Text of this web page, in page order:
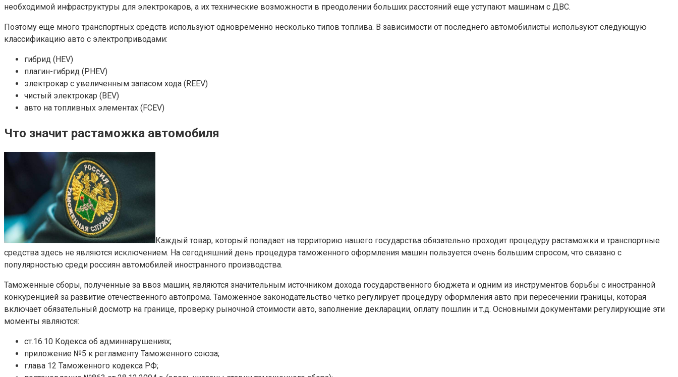
необходимой инфраструктуры для электрокаров, а их технические возможности в преодолении больших расстояний еще уступают машинам с ДВС.
Поэтому еще много транспортных средств используют одновременно несколько типов топлива. В зависимости от последнего автомобилисты используют следующую
классификацию авто с электроприводами:
гибрид (HEV)
плагин-гибрид (PHEV)
электрокар с увеличенным запасом хода (REEV)
чистый электрокар (BEV)
авто на топливных элементах (FCEV)
Что значит растаможка автомобиля
Каждый товар, который попадает на территорию нашего государства обязательно проходит процедуру растаможки и транспортные
средства здесь не являются исключением. На сегодняшний день процедура таможенного оформления машин пользуется очень большим спросом, что связано с
популярностью среди россиян автомобилей иностранного производства.
Таможенные сборы, полученные за ввоз машин, являются значительным источником дохода государственного бюджета и одним из инструментов борьбы с иностранной
конкуренцией за развитие отечественного автопрома. Таможенное законодательство четко регулирует процедуру оформления авто при пересечении границы, которая
включает обязательный досмотр на границе, проверку рыночной стоимости авто, заполнение декларации, оплату пошлин и т.д. Основными документами регулирующие эти
моменты являются:
ст.16.10 Кодекса об админнарушениях;
приложение №5 к регламенту Таможенного союза;
глава 12 Таможенного кодекса РФ;